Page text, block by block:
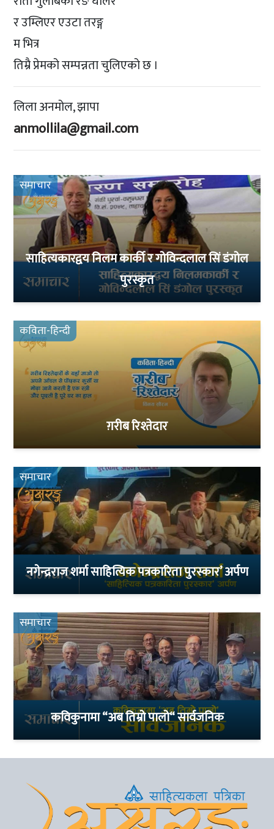
र उम्लिएर एउटा तरङ्ग
म भित्र
तिम्रै प्रेमको सम्पन्नता चुलिएको छ ।
लिला अनमोल, झापा
anmollila@gmail.com
समाचार
साहित्यकारद्वय निलम कार्की र गोविन्दलाल सिं डंगोल
पुरस्कृत
कविता-हिन्दी
ग़रीब रिश्तेदार
समाचार
नगेन्द्रराज शर्मा साहित्यिक पत्रकारिता पुरस्कार’ अर्पण
समाचार
कविकुनामा “अब तिम्रो पालो“ सार्वजनिक